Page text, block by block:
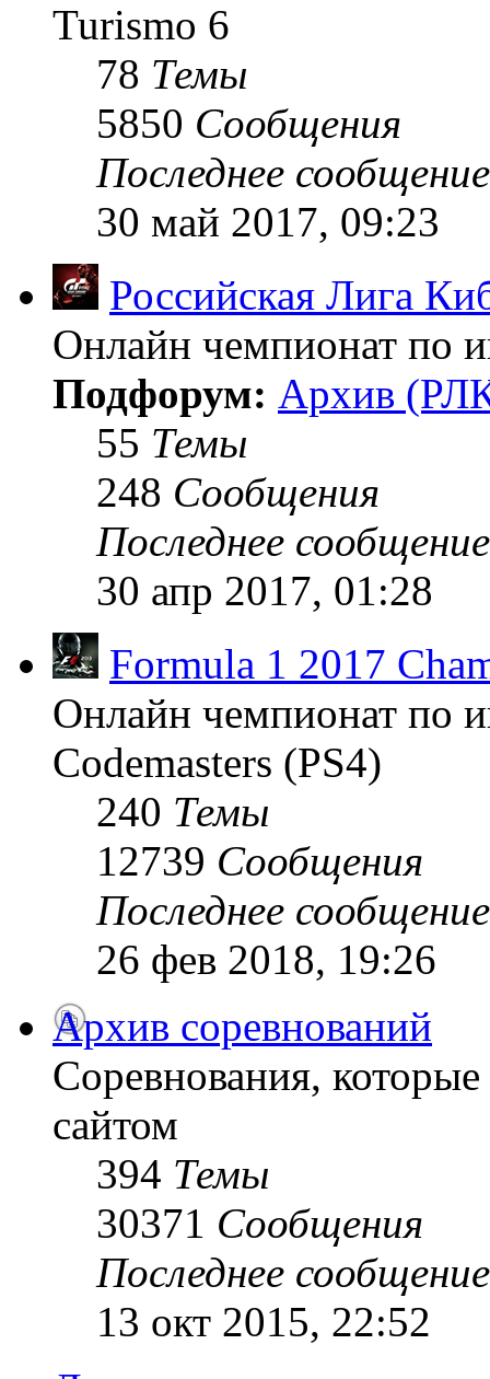
Turismo 6
78 Темы
5850 Сообщения
Последнее сообщение
30 май 2017, 09:23
Российская Лига
Онлайн чемпионат по
Подфорум: Архив
55 Темы
248 Сообщения
Последнее сообщение
30 апр 2017, 01:28
Formula 1 2017
Онлайн чемпионат по
Codemasters (PS4)
240 Темы
12739 Сообщения
Последнее сообщение
26 фев 2018, 19:26
Архив соревнований
Соревнования,
сайтом
394 Темы
30371 Сообщения
Последнее сообщение
13 окт 2015, 22:52